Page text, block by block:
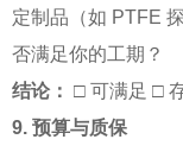
定制品（如 PTFE
否满足你的工期？
结论： □ 可满足 □
9. 预算与质保